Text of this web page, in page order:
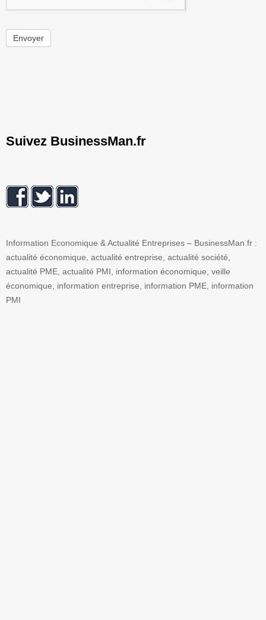
Envoyer
Suivez BusinessMan.fr
Information Economique & Actualité Entreprises – BusinessMan.fr :
actualité économique, actualité entreprise, actualité société,
actualité PME, actualité PMI, information économique, veille
économique, information entreprise, information PME, information
PMI